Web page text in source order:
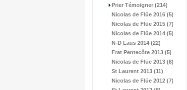
Prier Témoigner (214)
Nicolas de Flüe 2016 (5)
Nicolas de Flüe 2015 (7)
Nicolas de Flüe 2014 (5)
N-D Laus 2014 (22)
Frat Pentecôte 2013 (5)
Nicolas de Flüe 2013 (8)
St Laurent 2013 (11)
Nicolas de Flüe 2012 (7)